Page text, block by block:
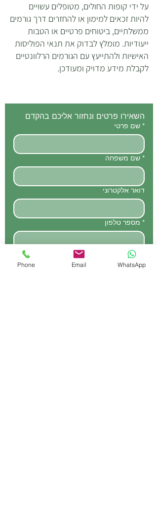
על ידי קופות החולים, מטופלים עשויים
להיות זכאים למימון או להחזרים דרך גורמים
ממשלתיים, ביטוחים פרטיים או הטבות
ייעודיות. מומלץ לבדוק את תנאי הפוליסות
האישיות ולהתייעץ עם הגורמים הרלוונטיים
לקבלת מידע מדויק ומעודכן.
השאירו פרטים ונחזור אליכם בהקדם
* שם פרטי
* שם משפחה
דואר אלקטרוני
* מספר טלפון
שליחה Phone Email WhatsApp